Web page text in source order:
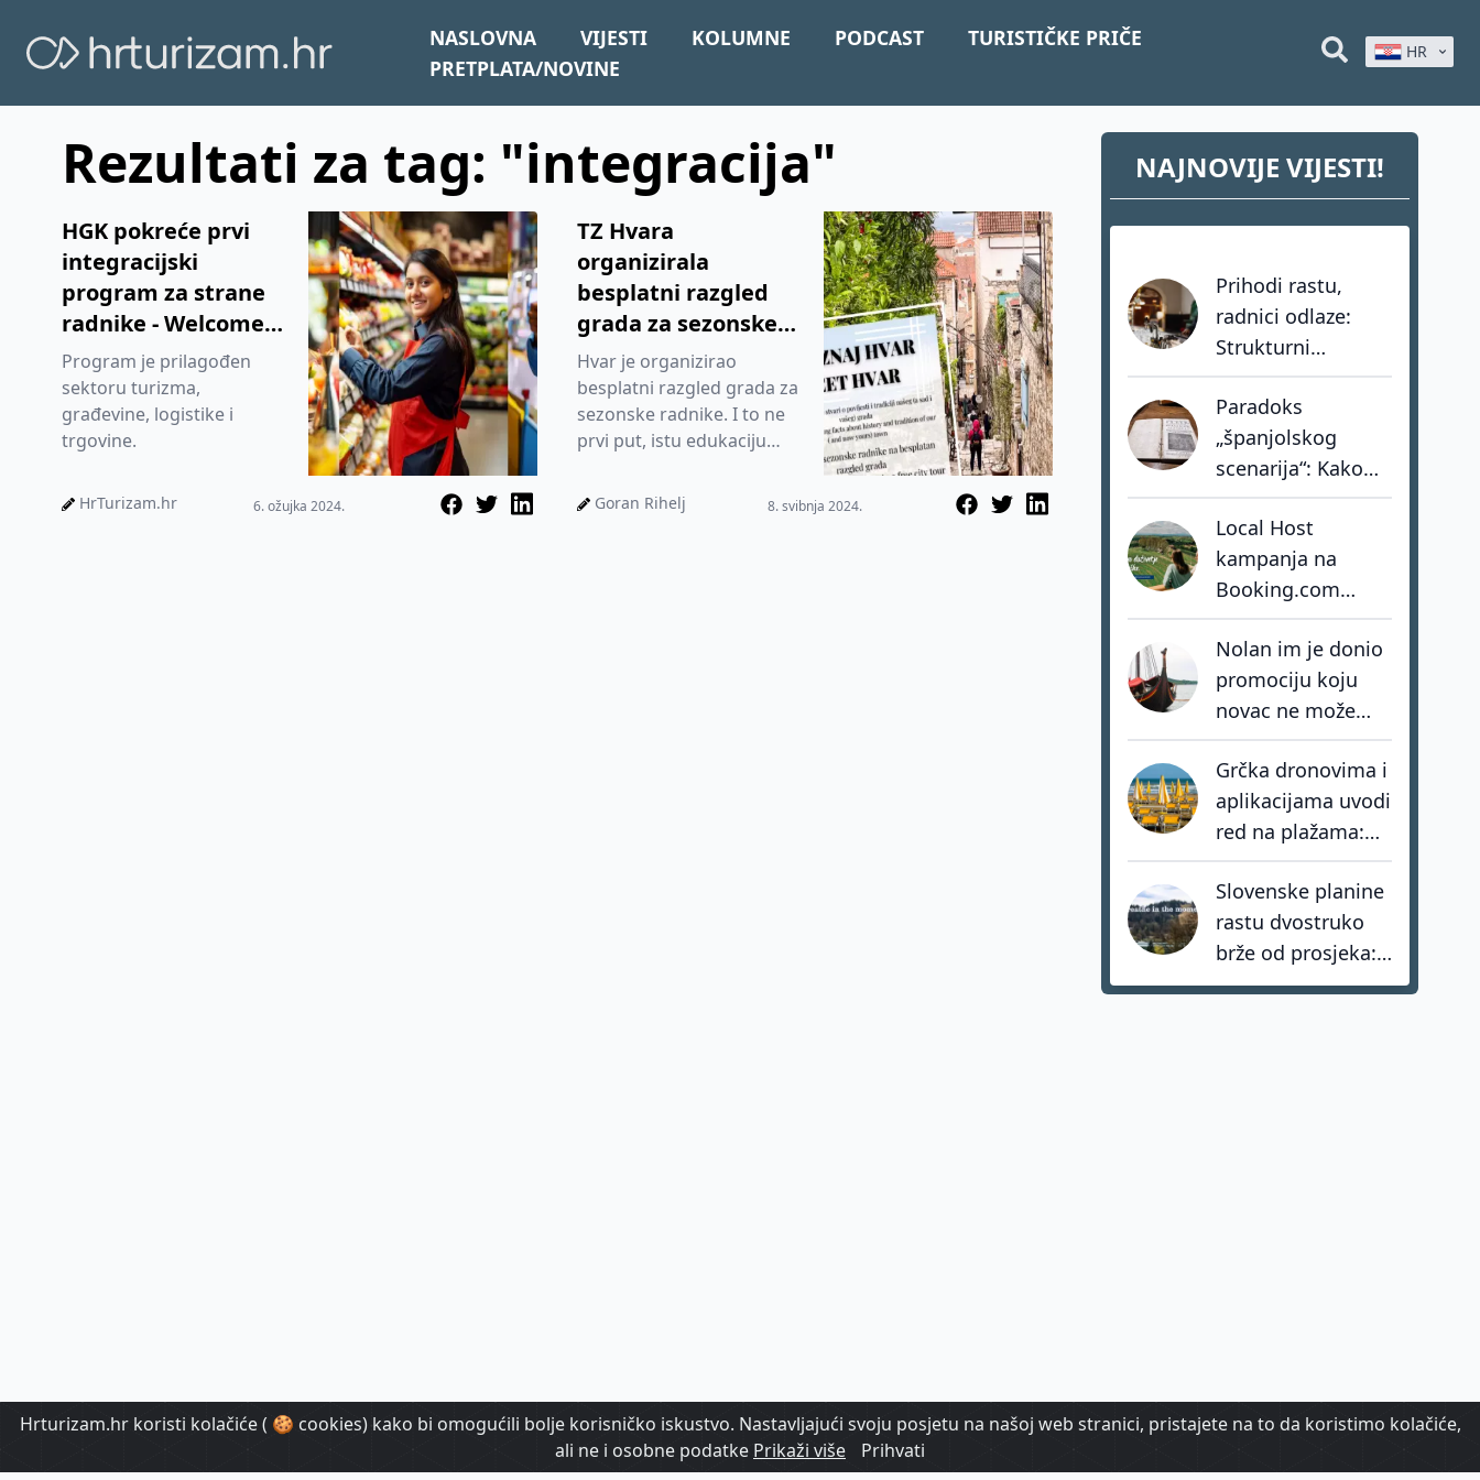
NASLOVNA VIJESTI KOLUMNE PODCAST
TURISTIČKE PRIČE
PRETPLATA/NOVINE
HR
Rezultati za tag: "integracija"
HGK pokreće prvi
integracijski
program za strane
radnike - Welcome
to Croatia
Program je prilagođen
sektoru turizma,
građevine, logistike i
trgovine.
HrTurizam.hr 6. ožujka 2024.
TZ Hvara
organizirala
besplatni razgled
grada za sezonske
radnike. Primjer koji
bi trebale pratiti i
druge destinacije
Hvar je organizirao
besplatni razgled grada za
sezonske radnike. I to ne
prvi put, istu edukaciju
"Pozivamo sve sezonske r...
Goran Rihelj 8. svibnja 2024.
NAJNOVIJE VIJESTI!
Prihodi rastu,
radnici odlaze:
Strukturni
problem
hrvatskog turizma
koji dozvole ne
mogu riješiti
Paradoks
„španjolskog
scenarija“: Kako
smo izgradili
vlastitu stihiju
Local Host
kampanja na
Booking.com
ostvarila više od
osam milijuna
impresija
Nolan im je donio
promociju koju
novac ne može
kupiti. Favignana
sada bira kako ne
postati žrtva
vlastitog uspjeha
Grčka dronovima i
aplikacijama uvodi
red na plažama:
Kazne za kršenje
zakona i do 73.000
eura
Slovenske planine
rastu dvostruko
brže od prosjeka:
coolcation je
Hrturizam.hr koristi kolačiće ( 🍪 cookies) kako bi omogućili bolje korisničko iskustvo. Nastavljajući svoju posjetu na našoj web stranici, pristajete na to da koristimo kolačiće,
ali ne i osobne podatke Prikaži više Prihvati